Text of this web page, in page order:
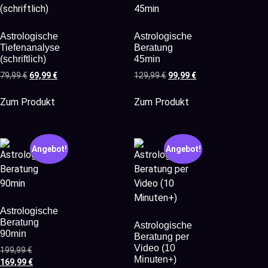
Astrologische
Tiefenanalyse
(schriftlich)
79,99€ 69,99 €
Zum Produkt
Astrologische
Beratung
45min
129,99€ 99,99 €
Zum Produkt
Angebot!
Astrologische
Beratung
90min
199,99€
169,99 €
Angebot!
Astrologische
Beratung per
Video (10
Minuten+)